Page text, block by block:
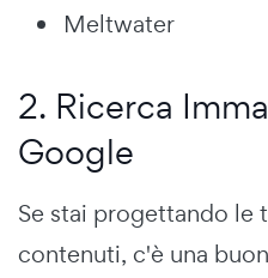
Meltwater
2. Ricerca
Google
Se stai progettando le
contenuti, c'è una